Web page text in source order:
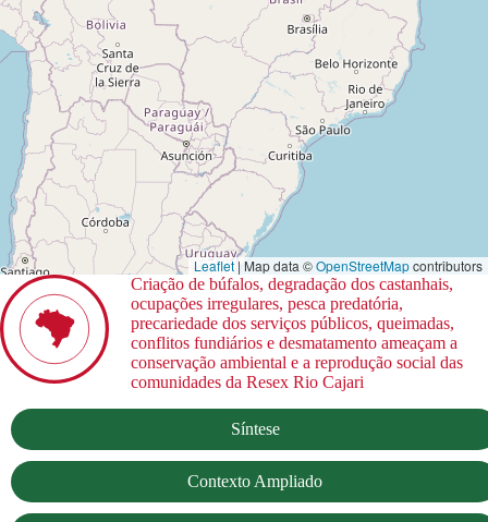
Leaflet | Map data ©OpenStreetMapcontributors
Criação de búfalos, degradação dos castanhais,
ocupações irregulares, pesca predatória,
precariedade dos serviços públicos, queimadas,
conflitos fundiários e desmatamento ameaçam a
conservação ambiental e a reprodução social das
comunidades da Resex Rio Cajari
Síntese
Contexto Ampliado